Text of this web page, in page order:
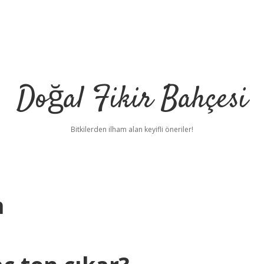
Doğal Fikir Bahçesi
Bitkilerden ilham alan keyifli öneriler!